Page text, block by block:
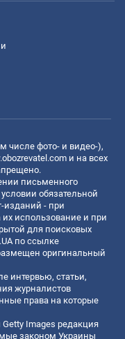
числе фото- и видео-),
и на всех
письменного
обязательной
изданий - при
использование и при
для поисковых
по ссылке
оригинальный
интервью, статьи,
журналистов
права на которые
Images редакция
законом Украины